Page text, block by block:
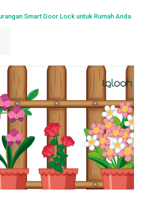
Smart Door Lock untuk Rumah Anda